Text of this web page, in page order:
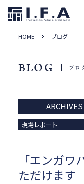
HOME ブログ
BLOG ブロ
ARCHIVES
現場レポート
「エンガ
ただけます